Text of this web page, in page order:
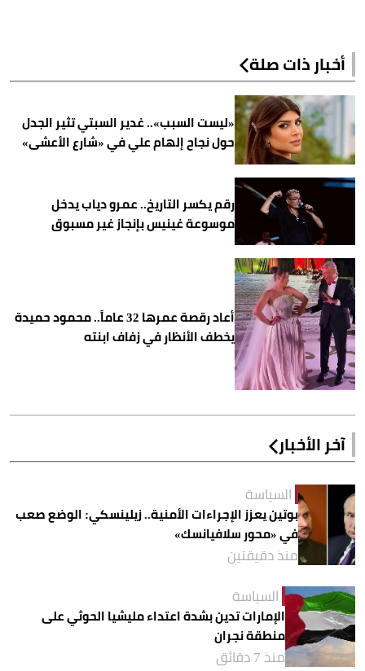
أخبار ذات صلة
«ليست السبب».. غدير السبتي تثير الجدل
حول نجاح إلهام علي في «شارع الأعشى»
رقم يكسر التاريخ.. عمرو دياب يدخل
موسوعة غينيس بإنجاز غير مسبوق
أعاد رقصة عمرها 32 عاماً.. محمود حميدة
يخطف الأنظار في زفاف ابنته
آخر الأخبار
السياسة
بوتين يعزز الإجراءات الأمنية.. زيلينسكي: الوضع صعب
في «محور سلافيانسك»
منذ دقيقتين
السياسة
الإمارات تدين بشدة اعتداء مليشيا الحوثي على
منطقة نجران
منذ 7 دقائق